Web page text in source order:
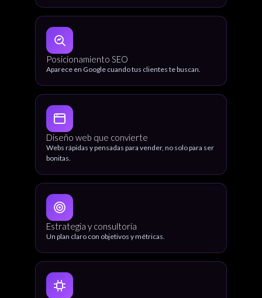
Posicionamiento SEO
Aparece en Google cuando tus clientes te buscan.
Diseño web que convierte
Webs rápidas y pensadas para vender, no solo para ser
bonitas.
Estrategia y consultoría
Un plan claro con objetivos y métricas.